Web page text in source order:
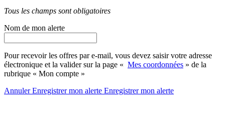
Tous les champs sont obligatoires
Nom de mon alerte
Pour recevoir les offres par e-mail, vous devez saisir votre adresse
électronique et la valider sur la page « Mes coordonnées » de la
rubrique « Mon compte »
AnnulerEnregistrer mon alerte Enregistrermon alerte